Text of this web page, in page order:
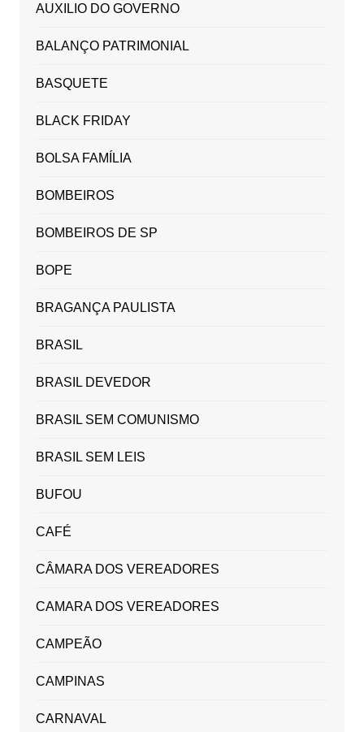
AUXILIO DO GOVERNO
BALANÇO PATRIMONIAL
BASQUETE
BLACK FRIDAY
BOLSA FAMÍLIA
BOMBEIROS
BOMBEIROS DE SP
BOPE
BRAGANÇA PAULISTA
BRASIL
BRASIL DEVEDOR
BRASIL SEM COMUNISMO
BRASIL SEM LEIS
BUFOU
CAFÉ
CÂMARA DOS VEREADORES
CAMARA DOS VEREADORES
CAMPEÃO
CAMPINAS
CARNAVAL